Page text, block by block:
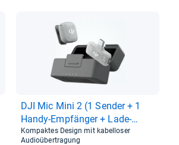
DJI Mic Mini 2 (1 Sen­der + 1
Handy-​Emp­fän­ger + Lade­
schale)
Kompaktes Design mit kabelloser
Audioübertragung